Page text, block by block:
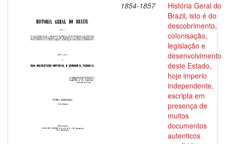
1854-1857
História Geral do
Brazil, isto é do
descobrimento,
colonisação,
legislação e
desenvolvimento
deste Estado,
hoje imperio
independente,
escripta em
presença de
muitos
documentos
autenticos